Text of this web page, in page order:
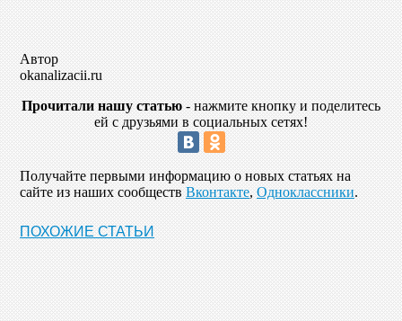
Автор
okanalizacii.ru
Прочитали нашу статью - нажмите кнопку и поделитесь
ей с друзьями в социальных сетях!
Получайте первыми информацию о новых статьях на
сайте из наших сообществ Вконтакте, Одноклассники.
ПОХОЖИЕ СТАТЬИ